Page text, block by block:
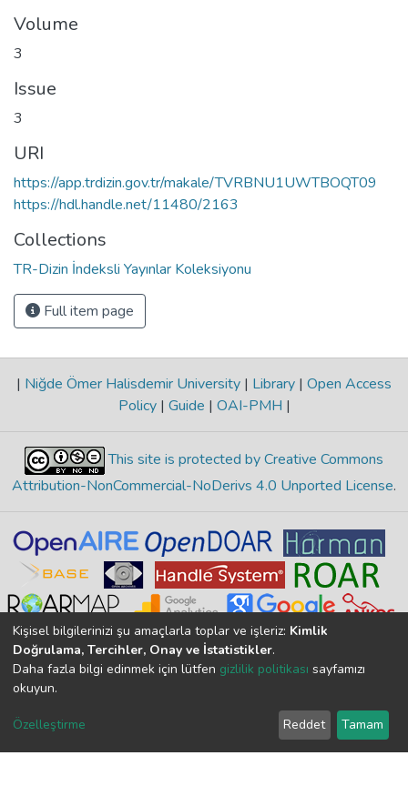
Volume
3
Issue
3
URI
https://app.trdizin.gov.tr/makale/TVRBNU1UWTBOQT09
https://hdl.handle.net/11480/2163
Collections
TR-Dizin İndeksli Yayınlar Koleksiyonu
Full item page
| Niğde Ömer Halisdemir University | Library | Open Access
Policy | Guide | OAI-PMH |
This site is protected by Creative Commons
Attribution-NonCommercial-NoDerivs 4.0 Unported License.
Merkez Yerleşke Bor Yolu 51240, Niğde, TÜRKİYE
If you find any errors in content please report us
Kişisel bilgilerinizi şu amaçlarla toplar ve işleriz: Kimlik
Doğrulama, Tercihler, Onay ve İstatistikler.
Daha fazla bilgi edinmek için lütfen gizlilik politikası sayfamızı
okuyun.
Özelleştirme Reddet Tamam